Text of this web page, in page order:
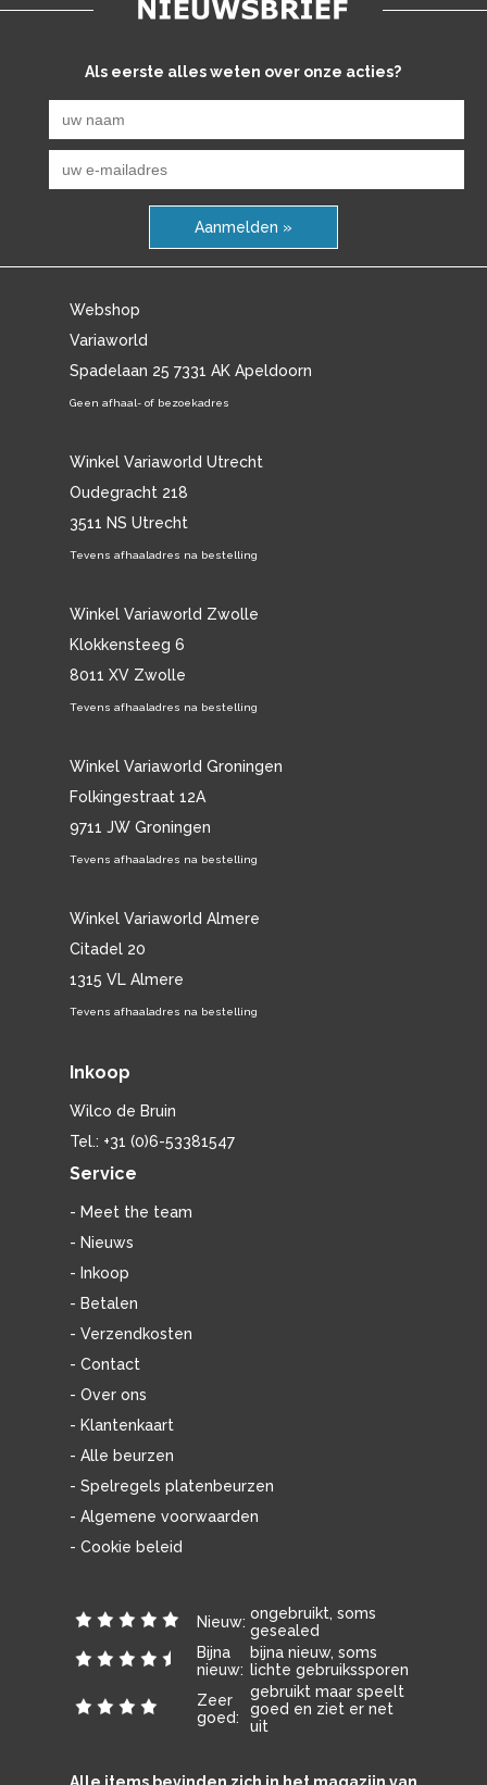
Als eerste alles weten over onze acties?
Aanmelden »
Webshop
Variaworld
Spadelaan 25 7331 AK Apeldoorn
Geen afhaal- of bezoekadres
Winkel Variaworld Utrecht
Oudegracht 218
3511 NS Utrecht
Tevens afhaaladres na bestelling
Winkel Variaworld Zwolle
Klokkensteeg 6
8011 XV Zwolle
Tevens afhaaladres na bestelling
Winkel Variaworld Groningen
Folkingestraat 12A
9711 JW Groningen
Tevens afhaaladres na bestelling
Winkel Variaworld Almere
Citadel 20
1315 VL Almere
Tevens afhaaladres na bestelling
Inkoop
Wilco de Bruin
Tel.: +31 (0)6-53381547
Service
- Meet the team
- Nieuws
- Inkoop
- Betalen
- Verzendkosten
- Contact
- Over ons
- Klantenkaart
- Alle beurzen
- Spelregels platenbeurzen
- Algemene voorwaarden
- Cookie beleid
Nieuw: ongebruikt, soms
gesealed
Bijna
nieuw:
bijna nieuw, soms
lichte gebruikssporen
Zeer
goed:
gebruikt maar speelt
goed en ziet er net
uit